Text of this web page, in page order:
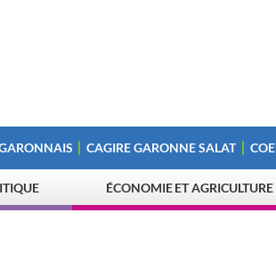
CAGIRE GARONNE SALAT
ÉCONOMIE ET AGRICULTURE